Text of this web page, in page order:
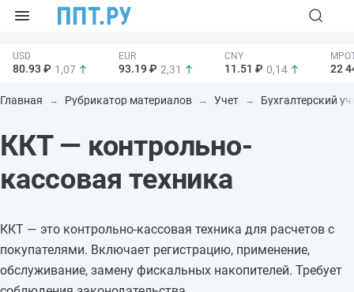
80.93 ₽ 1,07 93.19 ₽ 2,31 11.51 ₽ 0,14 22
Главная Рубрикатор материалов Учет Бухгалтерский
ККТ — контрольно-
кассовая техника
ККТ — это контрольно-кассовая техника для расчетов с
покупателями. Включает регистрацию, применение,
обслуживание, замену фискальных накопителей. Требует